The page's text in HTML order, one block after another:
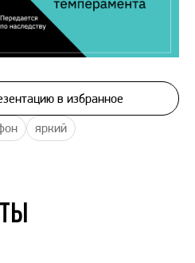
яркий
в избранное